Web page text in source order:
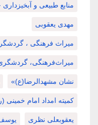
منابع طبیعی و
مهدی یعقوبی
میراث فرهنگی ،
میراث‌فرهنگی،
نشان مشهدالرضا(ع)»
کمیته امداد امام
یعقوبعلی نظری